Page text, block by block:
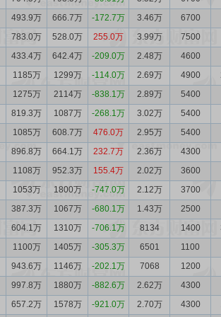
493.9万 666.7万 -172.7万 3.46万
6700
783.0万 528.0万 255.0万 3.99万
7500
433.4万 642.4万 -209.0万 2.48万
4600
1185万 1299万 -114.0万 2.69万 4900
1275万 2114万 -838.1万 2.89万
5400
819.3万 1087万 -268.1万 3.02万
5400
1085万 608.7万 476.0万 2.95万
5400
896.8万 664.1万 232.7万 2.36万
4300
1108万 952.3万 155.4万 2.02万
3600
1053万 1800万 -747.0万 2.12万
3700
387.3万 1067万 -680.1万 1.43万
2500
604.1万 1310万 -706.1万 8134 1400
1100万 1405万 -305.3万 6501
1100
943.6万 1146万 -202.1万 7068
1200
997.8万 1880万 -882.6万 2.62万
4300
657.2万 1578万 -921.0万 2.70万 4300